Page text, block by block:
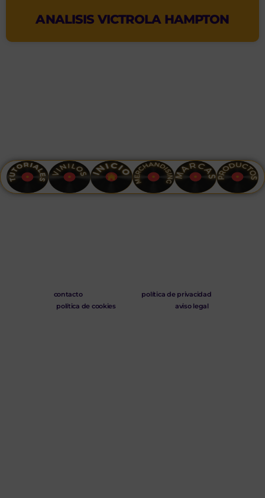
ANALISIS VICTROLA HAMPTON
contacto
política de privacidad
política de cookies
aviso legal